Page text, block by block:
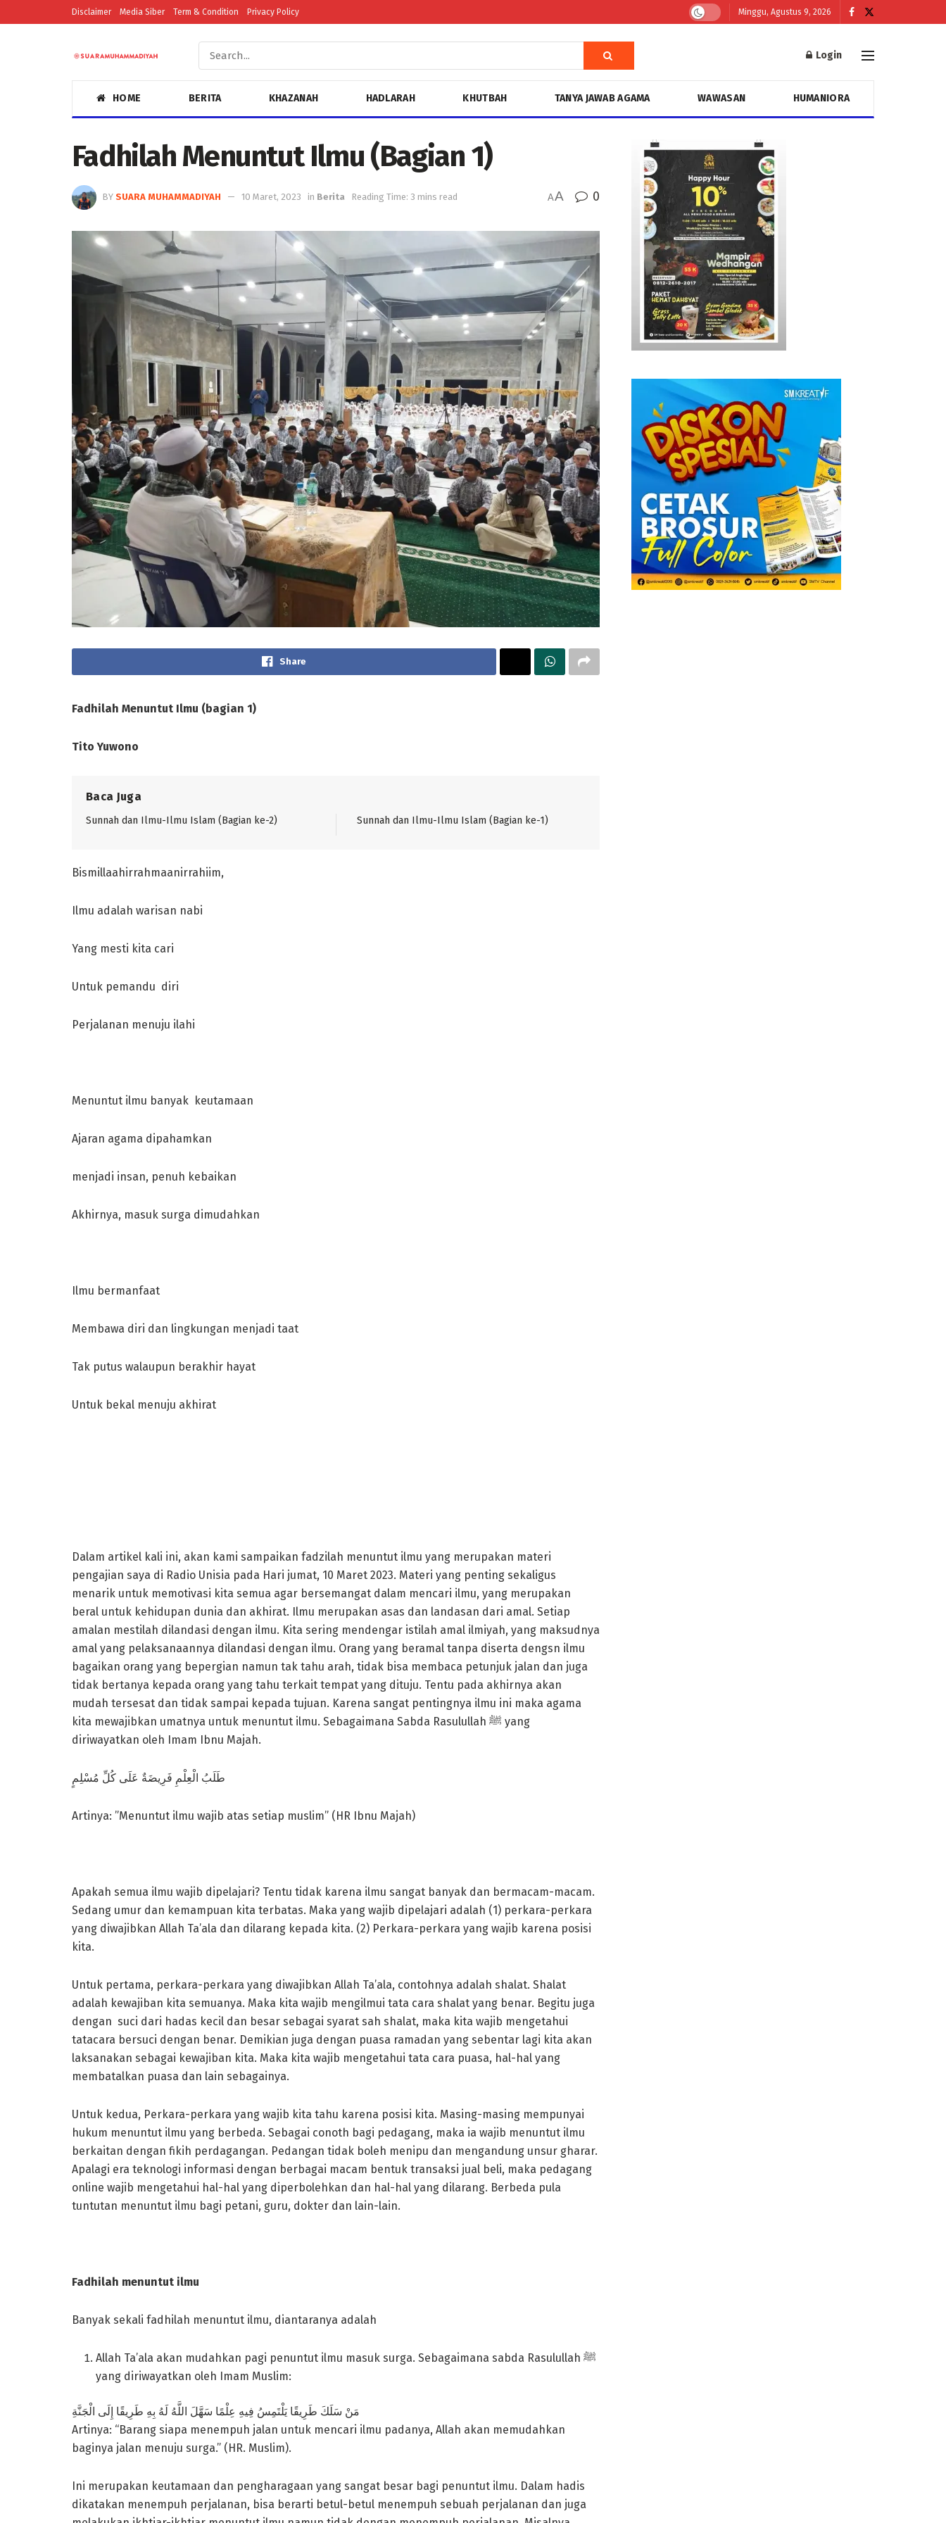
Disclaimer Media Siber Term & Condition Privacy Policy Minggu, Agustus 9, 2026
Login
HOME BERITA KHAZANAH HADLARAH KHUTBAH TANYA JAWAB AGAMA WAWASAN HUMANIORA
Fadhilah Menuntut Ilmu (Bagian 1)
BY SUARA MUHAMMADIYAH 10 Maret, 2023 in Berita Reading Time: 3 mins read AA 0
Share
Fadhilah Menuntut Ilmu (bagian 1)
Tito Yuwono
Baca Juga
Sunnah dan Ilmu-Ilmu Islam (Bagian ke-2) Sunnah dan Ilmu-Ilmu Islam (Bagian ke-1)
Bismillaahirrahmaanirrahiim,
Ilmu adalah warisan nabi
Yang mesti kita cari
Untuk pemandu diri
Perjalanan menuju ilahi
Menuntut ilmu banyak keutamaan
Ajaran agama dipahamkan
menjadi insan, penuh kebaikan
Akhirnya, masuk surga dimudahkan
Ilmu bermanfaat
Membawa diri dan lingkungan menjadi taat
Tak putus walaupun berakhir hayat
Untuk bekal menuju akhirat
Dalam artikel kali ini, akan kami sampaikan fadzilah menuntut ilmu yang merupakan materi
pengajian saya di Radio Unisia pada Hari jumat, 10 Maret 2023. Materi yang penting sekaligus
menarik untuk memotivasi kita semua agar bersemangat dalam mencari ilmu, yang merupakan
beral untuk kehidupan dunia dan akhirat. Ilmu merupakan asas dan landasan dari amal. Setiap
amalan mestilah dilandasi dengan ilmu. Kita sering mendengar istilah amal ilmiyah, yang maksudnya
amal yang pelaksanaannya dilandasi dengan ilmu. Orang yang beramal tanpa diserta dengsn ilmu
bagaikan orang yang bepergian namun tak tahu arah, tidak bisa membaca petunjuk jalan dan juga
tidak bertanya kepada orang yang tahu terkait tempat yang dituju. Tentu pada akhirnya akan
mudah tersesat dan tidak sampai kepada tujuan. Karena sangat pentingnya ilmu ini maka agama
kita mewajibkan umatnya untuk menuntut ilmu. Sebagaimana Sabda Rasulullah ﷺ yang
diriwayatkan oleh Imam Ibnu Majah.
طَلَبُ الْعِلْمِ فَرِيضَةٌ عَلَى كُلِّ مُسْلِمٍ
Artinya: ”Menuntut ilmu wajib atas setiap muslim” (HR Ibnu Majah)
Apakah semua ilmu wajib dipelajari? Tentu tidak karena ilmu sangat banyak dan bermacam-macam.
Sedang umur dan kemampuan kita terbatas. Maka yang wajib dipelajari adalah (1) perkara-perkara
yang diwajibkan Allah Ta’ala dan dilarang kepada kita. (2) Perkara-perkara yang wajib karena posisi
kita.
Untuk pertama, perkara-perkara yang diwajibkan Allah Ta’ala, contohnya adalah shalat. Shalat
adalah kewajiban kita semuanya. Maka kita wajib mengilmui tata cara shalat yang benar. Begitu juga
dengan suci dari hadas kecil dan besar sebagai syarat sah shalat, maka kita wajib mengetahui
tatacara bersuci dengan benar. Demikian juga dengan puasa ramadan yang sebentar lagi kita akan
laksanakan sebagai kewajiban kita. Maka kita wajib mengetahui tata cara puasa, hal-hal yang
membatalkan puasa dan lain sebagainya.
Untuk kedua, Perkara-perkara yang wajib kita tahu karena posisi kita. Masing-masing mempunyai
hukum menuntut ilmu yang berbeda. Sebagai conoth bagi pedagang, maka ia wajib menuntut ilmu
berkaitan dengan fikih perdagangan. Pedangan tidak boleh menipu dan mengandung unsur gharar.
Apalagi era teknologi informasi dengan berbagai macam bentuk transaksi jual beli, maka pedagang
online wajib mengetahui hal-hal yang diperbolehkan dan hal-hal yang dilarang. Berbeda pula
tuntutan menuntut ilmu bagi petani, guru, dokter dan lain-lain.
Fadhilah menuntut ilmu
Banyak sekali fadhilah menuntut ilmu, diantaranya adalah
Allah Ta’ala akan mudahkan pagi penuntut ilmu masuk surga. Sebagaimana sabda Rasulullah ﷺ
yang diriwayatkan oleh Imam Muslim:
مَنْ سَلَكَ طَرِيقًا يَلْتَمِسُ فِيهِ عِلْمًا سَهَّلَ اللَّهُ لَهُ بِهِ طَرِيقًا إِلَى الْجَنَّةِ
Artinya: “Barang siapa menempuh jalan untuk mencari ilmu padanya, Allah akan memudahkan
baginya jalan menuju surga.” (HR. Muslim).
Ini merupakan keutamaan dan pengharagaan yang sangat besar bagi penuntut ilmu. Dalam hadis
dikatakan menempuh perjalanan, bisa berarti betul-betul menempuh sebuah perjalanan dan juga